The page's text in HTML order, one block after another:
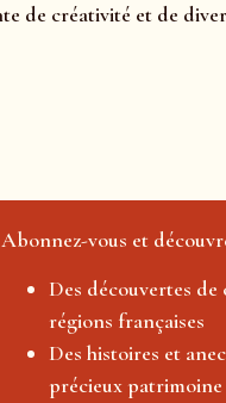
de créativité et de
Abonnez-vous et
Des découvertes de
régions françaises
Des histoires et
précieux patrimoine